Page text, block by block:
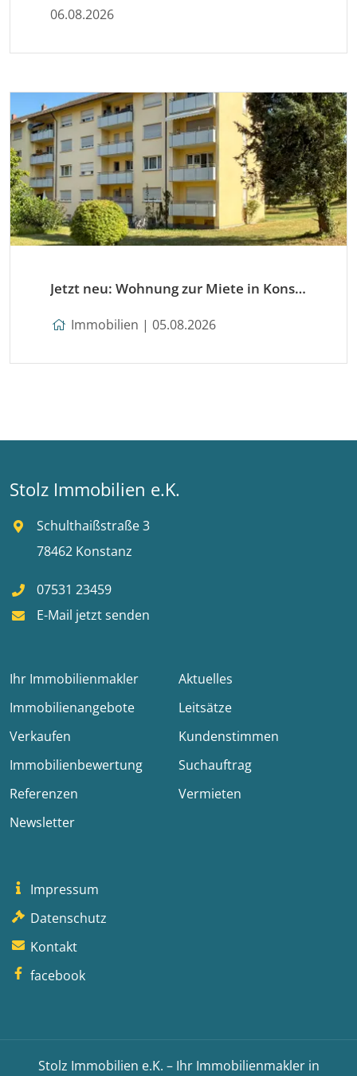
06.08.2026
Jetzt neu: Wohnung zur Miete in Konstanz
Immobilien | 05.08.2026
Stolz Immobilien e.K.
Schulthaißstraße 3
78462 Konstanz
07531 23459
E-Mail jetzt senden
Ihr Immobilienmakler
Aktuelles
Immobilienangebote
Leitsätze
Verkaufen
Kundenstimmen
Immobilienbewertung
Suchauftrag
Referenzen
Vermieten
Newsletter
Impressum
Datenschutz
Kontakt
facebook
Stolz Immobilien e.K. – Ihr Immobilienmakler in